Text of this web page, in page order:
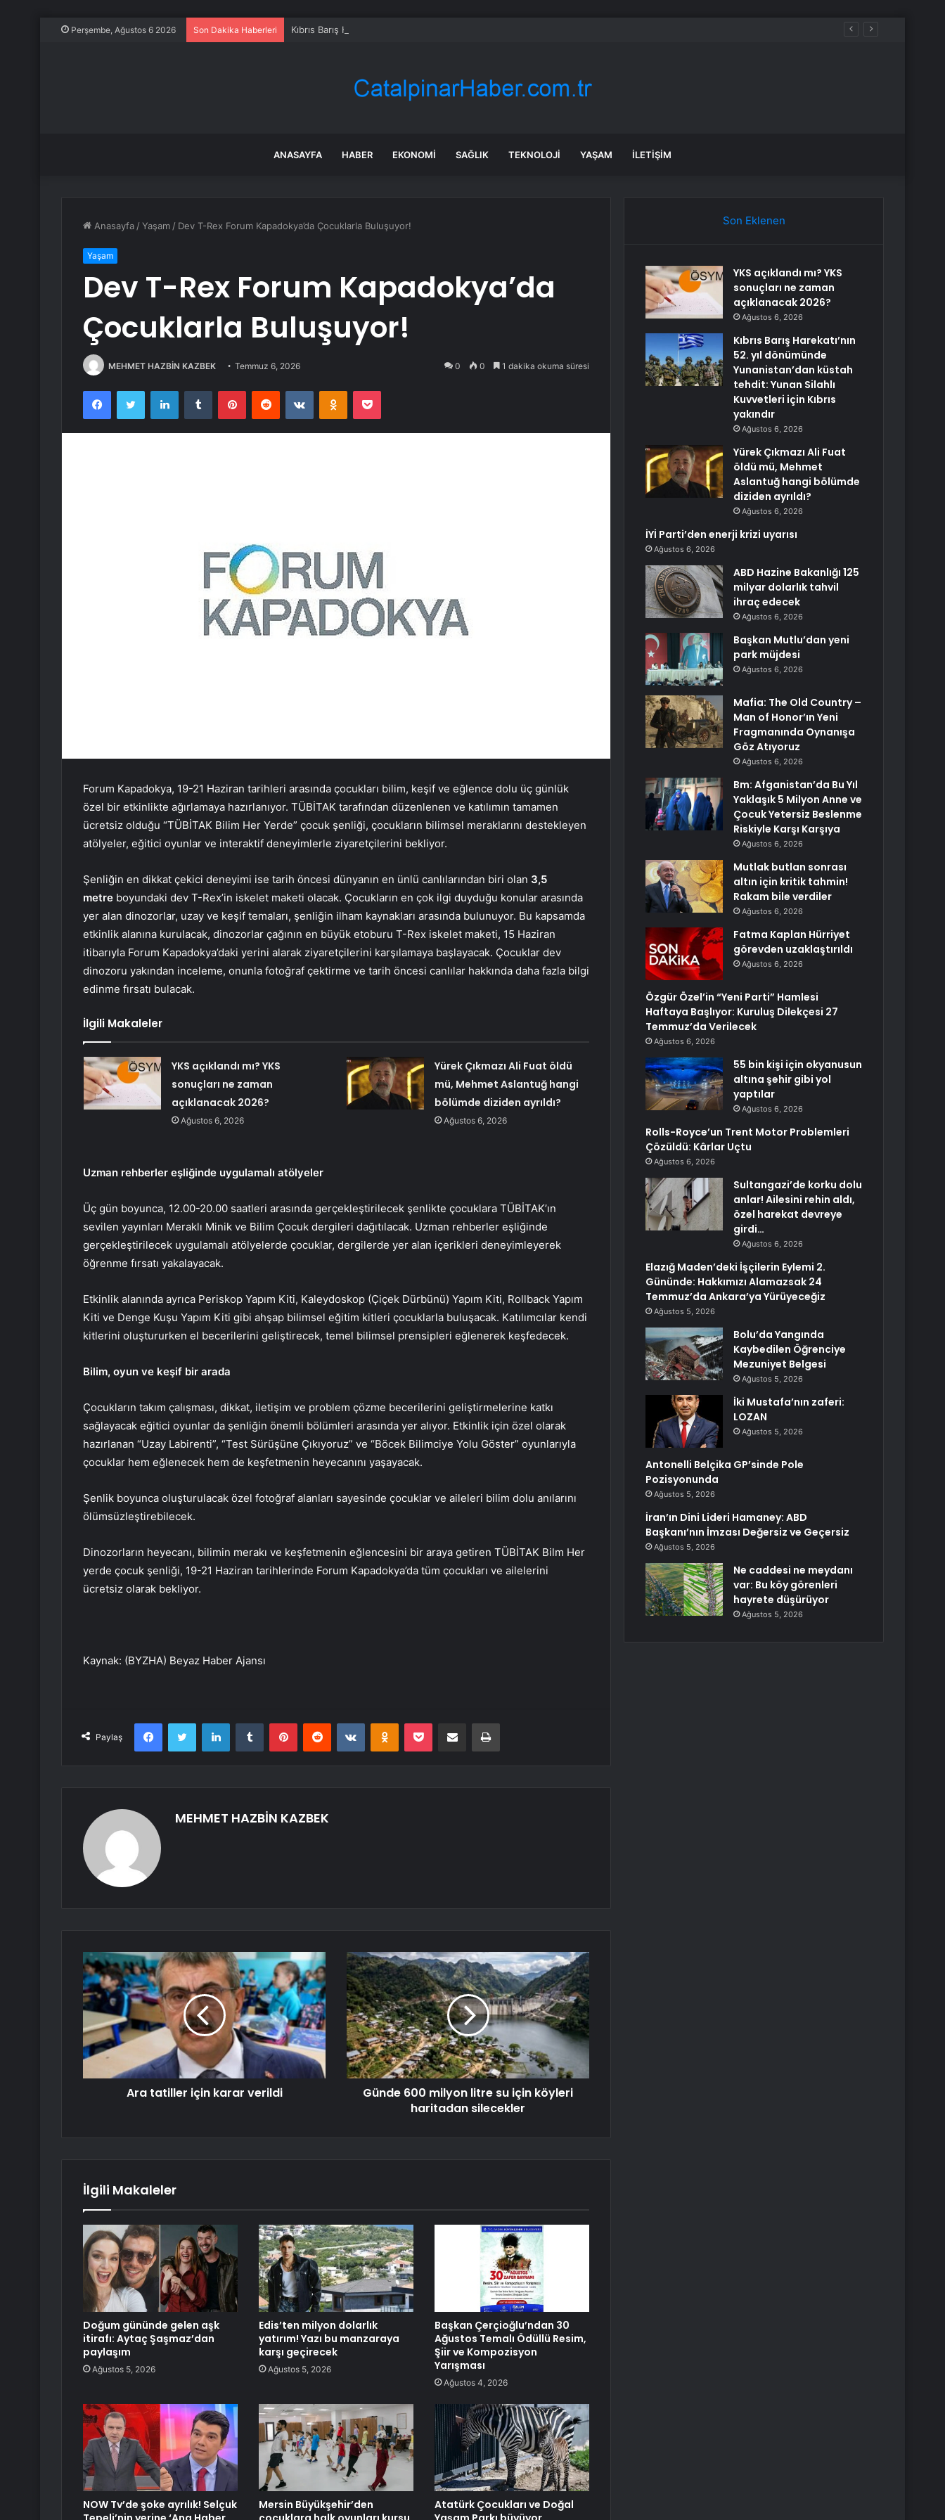
Perşembe, Ağustos 6 2026 Son Dakika Haberleri Kıbrıs Barış Harekatı’nın 52. yıl dönümünde Yunanistan’dan küstah tehdit: Yunan Silahlı Kuvvetleri için Kıbrıs yakındır
ANASAYFA HABER EKONOMI SAĞLIK TEKNOLOJI YAŞAM İLETIŞIM
Anasayfa /Yaşam / Dev T-Rex Forum Kapadokya’da Çocuklarla Buluşuyor!
Yaşam
Dev T-Rex Forum Kapadokya’da
Çocuklarla Buluşuyor!
MEHMET HAZBİN KAZBEK Temmuz 6, 2026 0 0 1 dakika okuma süresi
FacebookTwitter LinkedInTumblr PinterestReddit VKontakteOdnoklassniki
Pocket
Forum Kapadokya, 19-21 Haziran tarihleri arasında çocukları bilim, keşif ve eğlence dolu üç günlük
özel bir etkinlikte ağırlamaya hazırlanıyor. TÜBİTAK tarafından düzenlenen ve katılımın tamamen
ücretsiz olduğu “TÜBİTAK Bilim Her Yerde” çocuk şenliği, çocukların bilimsel meraklarını destekleyen
atölyeler, eğitici oyunlar ve interaktif deneyimlerle ziyaretçilerini bekliyor.
Şenliğin en dikkat çekici deneyimi ise tarih öncesi dünyanın en ünlü canlılarından biri olan 3,5
metre boyundaki dev T-Rex’in iskelet maketi olacak. Çocukların en çok ilgi duyduğu konular arasında
yer alan dinozorlar, uzay ve keşif temaları, şenliğin ilham kaynakları arasında bulunuyor. Bu kapsamda
etkinlik alanına kurulacak, dinozorlar çağının en büyük etoburu T-Rex iskelet maketi, 15 Haziran
itibarıyla Forum Kapadokya’daki yerini alarak ziyaretçilerini karşılamaya başlayacak. Çocuklar dev
dinozoru yakından inceleme, onunla fotoğraf çektirme ve tarih öncesi canlılar hakkında daha fazla bilgi
edinme fırsatı bulacak.
İlgili Makaleler
YKS açıklandı mı? YKS
sonuçları ne zaman
açıklanacak 2026?
Ağustos 6, 2026
Yürek Çıkmazı Ali Fuat öldü
mü, Mehmet Aslantuğ hangi
bölümde diziden ayrıldı?
Ağustos 6, 2026
Uzman rehberler eşliğinde uygulamalı atölyeler
Üç gün boyunca, 12.00-20.00 saatleri arasında gerçekleştirilecek şenlikte çocuklara TÜBİTAK’ın
sevilen yayınları Meraklı Minik ve Bilim Çocuk dergileri dağıtılacak. Uzman rehberler eşliğinde
gerçekleştirilecek uygulamalı atölyelerde çocuklar, dergilerde yer alan içerikleri deneyimleyerek
öğrenme fırsatı yakalayacak.
Etkinlik alanında ayrıca Periskop Yapım Kiti, Kaleydoskop (Çiçek Dürbünü) Yapım Kiti, Rollback Yapım
Kiti ve Denge Kuşu Yapım Kiti gibi ahşap bilimsel eğitim kitleri çocuklarla buluşacak. Katılımcılar kendi
kitlerini oluştururken el becerilerini geliştirecek, temel bilimsel prensipleri eğlenerek keşfedecek.
Bilim, oyun ve keşif bir arada
Çocukların takım çalışması, dikkat, iletişim ve problem çözme becerilerini geliştirmelerine katkı
sağlayacak eğitici oyunlar da şenliğin önemli bölümleri arasında yer alıyor. Etkinlik için özel olarak
hazırlanan “Uzay Labirenti”, “Test Sürüşüne Çıkıyoruz” ve “Böcek Bilimciye Yolu Göster” oyunlarıyla
çocuklar hem eğlenecek hem de keşfetmenin heyecanını yaşayacak.
Şenlik boyunca oluşturulacak özel fotoğraf alanları sayesinde çocuklar ve aileleri bilim dolu anılarını
ölümsüzleştirebilecek.
Dinozorların heyecanı, bilimin merakı ve keşfetmenin eğlencesini bir araya getiren TÜBİTAK Bilm Her
yerde çocuk şenliği, 19-21 Haziran tarihlerinde Forum Kapadokya’da tüm çocukları ve ailelerini
ücretsiz olarak bekliyor.
Kaynak: (BYZHA) Beyaz Haber Ajansı
Paylaş
FacebookTwitter LinkedInTumblr PinterestReddit VKontakteOdnoklassniki
Pocket E-Posta ile paylaş Yazdır
MEHMET HAZBİN KAZBEK
Ara tatiller için karar verildi
Günde 600 milyon litre su için köyleri
haritadan silecekler
İlgili Makaleler
Doğum gününde gelen aşk
itirafı: Aytaç Şaşmaz’dan
paylaşım
Ağustos 5, 2026
Edis’ten milyon dolarlık
yatırım! Yazı bu manzaraya
karşı geçirecek
Ağustos 5, 2026
Başkan Çerçioğlu’ndan 30
Ağustos Temalı Ödüllü Resim,
Şiir ve Kompozisyon
Yarışması
Ağustos 4, 2026
NOW Tv’de şoke ayrılık! Selçuk
Mersin Büyükşehir’den
Atatürk Çocukları ve Doğal
Son Eklenen
YKS açıklandı mı? YKS
sonuçları ne zaman
açıklanacak 2026?
Ağustos 6, 2026
Kıbrıs Barış Harekatı’nın
52. yıl dönümünde
Yunanistan’dan küstah
tehdit: Yunan Silahlı
Kuvvetleri için Kıbrıs
yakındır
Ağustos 6, 2026
Yürek Çıkmazı Ali Fuat
öldü mü, Mehmet
Aslantuğ hangi bölümde
diziden ayrıldı?
Ağustos 6, 2026
İYİ Parti’den enerji krizi uyarısı
Ağustos 6, 2026
ABD Hazine Bakanlığı 125
milyar dolarlık tahvil
ihraç edecek
Ağustos 6, 2026
Başkan Mutlu’dan yeni
park müjdesi
Ağustos 6, 2026
Mafia: The Old Country –
Man of Honor’ın Yeni
Fragmanında Oynanışa
Göz Atıyoruz
Ağustos 6, 2026
Bm: Afganistan’da Bu Yıl
Yaklaşık 5 Milyon Anne ve
Çocuk Yetersiz Beslenme
Riskiyle Karşı Karşıya
Ağustos 6, 2026
Mutlak butlan sonrası
altın için kritik tahmin!
Rakam bile verdiler
Ağustos 6, 2026
Fatma Kaplan Hürriyet
görevden uzaklaştırıldı
Ağustos 6, 2026
Özgür Özel’in “Yeni Parti” Hamlesi
Haftaya Başlıyor: Kuruluş Dilekçesi 27
Temmuz’da Verilecek
Ağustos 6, 2026
55 bin kişi için okyanusun
altına şehir gibi yol
yaptılar
Ağustos 6, 2026
Rolls-Royce’un Trent Motor Problemleri
Çözüldü: Kârlar Uçtu
Ağustos 6, 2026
Sultangazi’de korku dolu
anlar! Ailesini rehin aldı,
özel harekat devreye
girdi…
Ağustos 6, 2026
Elazığ Maden’deki İşçilerin Eylemi 2.
Gününde: Hakkımızı Alamazsak 24
Temmuz’da Ankara’ya Yürüyeceğiz
Ağustos 5, 2026
Bolu’da Yangında
Kaybedilen Öğrenciye
Mezuniyet Belgesi
Ağustos 5, 2026
İki Mustafa’nın zaferi:
LOZAN
Ağustos 5, 2026
Antonelli Belçika GP’sinde Pole
Pozisyonunda
Ağustos 5, 2026
İran’ın Dini Lideri Hamaney: ABD
Başkanı’nın İmzası Değersiz ve Geçersiz
Ağustos 5, 2026
Ne caddesi ne meydanı
var: Bu köy görenleri
hayrete düşürüyor
Ağustos 5, 2026